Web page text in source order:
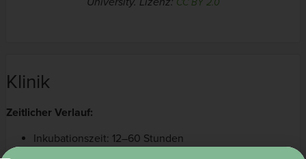
Klinik
Zeitlicher Verlauf:
Inkubationszeit: 12–60 Stunden